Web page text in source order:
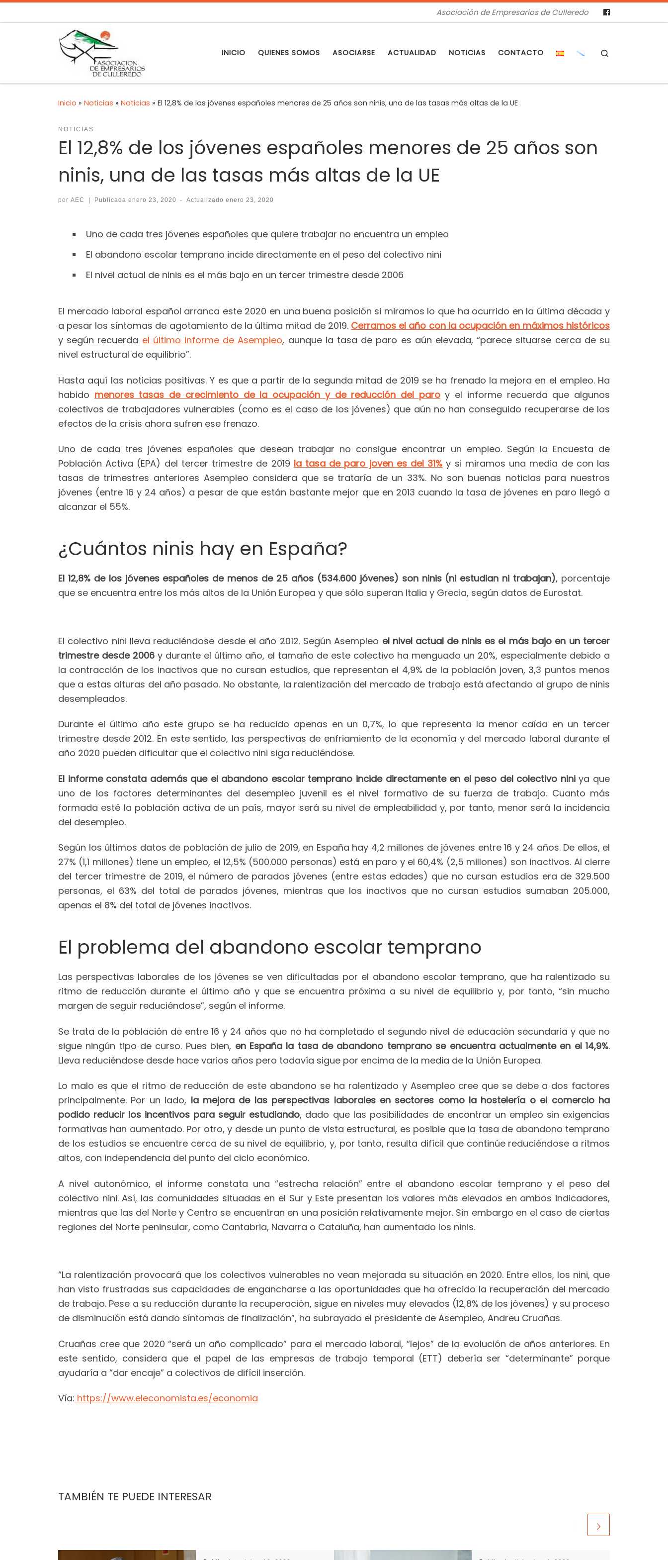
Asociación de Empresarios de Culleredo
INICIO QUIENES SOMOS ASOCIARSE ACTUALIDAD NOTICIAS CONTACTO
Inicio » Noticias » Noticias » El 12,8% de los jóvenes españoles menores de 25 años son ninis, una de las tasas más altas de la UE
NOTICIAS
El 12,8% de los jóvenes españoles menores de 25 años son
ninis, una de las tasas más altas de la UE
por AEC | Publicada enero 23, 2020 - Actualizadoenero 23, 2020
Uno de cada tres jóvenes españoles que quiere trabajar no encuentra un empleo
El abandono escolar temprano incide directamente en el peso del colectivo nini
El nivel actual de ninis es el más bajo en un tercer trimestre desde 2006
El mercado laboral español arranca este 2020 en una buena posición si miramos lo que ha ocurrido en la última década y
a pesar los síntomas de agotamiento de la última mitad de 2019. Cerramos el año con la ocupación en máximos históricos
y según recuerda el último informe de Asempleo, aunque la tasa de paro es aún elevada, “parece situarse cerca de su
nivel estructural de equilibrio”.
Hasta aquí las noticias positivas. Y es que a partir de la segunda mitad de 2019 se ha frenado la mejora en el empleo. Ha
habido menores tasas de crecimiento de la ocupación y de reducción del paroy el informe recuerda que algunos
colectivos de trabajadores vulnerables (como es el caso de los jóvenes) que aún no han conseguido recuperarse de los
efectos de la crisis ahora sufren ese frenazo.
Uno de cada tres jóvenes españoles que desean trabajar no consigue encontrar un empleo. Según la Encuesta de
Población Activa (EPA) del tercer trimestre de 2019 la tasa de paro joven es del 31% y si miramos una media de con las
tasas de trimestres anteriores Asempleo considera que se trataría de un 33%. No son buenas noticias para nuestros
jóvenes (entre 16 y 24 años) a pesar de que están bastante mejor que en 2013 cuando la tasa de jóvenes en paro llegó a
alcanzar el 55%.
¿Cuántos ninis hay en España?
El 12,8% de los jóvenes españoles de menos de 25 años (534.600 jóvenes) son ninis (ni estudian ni trabajan), porcentaje
que se encuentra entre los más altos de la Unión Europea y que sólo superan Italia y Grecia, según datos de Eurostat.
El colectivo nini lleva reduciéndose desde el año 2012. Según Asempleo el nivel actual de ninis es el más bajo en un tercer
trimestre desde 2006 y durante el último año, el tamaño de este colectivo ha menguado un 20%, especialmente debido a
la contracción de los inactivos que no cursan estudios, que representan el 4,9% de la población joven, 3,3 puntos menos
que a estas alturas del año pasado. No obstante, la ralentización del mercado de trabajo está afectando al grupo de ninis
desempleados.
Durante el último año este grupo se ha reducido apenas en un 0,7%, lo que representa la menor caída en un tercer
trimestre desde 2012. En este sentido, las perspectivas de enfriamiento de la economía y del mercado laboral durante el
año 2020 pueden dificultar que el colectivo nini siga reduciéndose.
El informe constata además que el abandono escolar temprano incide directamente en el peso del colectivo niniya que
uno de los factores determinantes del desempleo juvenil es el nivel formativo de su fuerza de trabajo. Cuanto más
formada esté la población activa de un país, mayor será su nivel de empleabilidad y, por tanto, menor será la incidencia
del desempleo.
Según los últimos datos de población de julio de 2019, en España hay 4,2 millones de jóvenes entre 16 y 24 años. De ellos, el
27% (1,1 millones) tiene un empleo, el 12,5% (500.000 personas) está en paro y el 60,4% (2,5 millones) son inactivos. Al cierre
del tercer trimestre de 2019, el número de parados jóvenes (entre estas edades) que no cursan estudios era de 329.500
personas, el 63% del total de parados jóvenes, mientras que los inactivos que no cursan estudios sumaban 205.000,
apenas el 8% del total de jóvenes inactivos.
El problema del abandono escolar temprano
Las perspectivas laborales de los jóvenes se ven dificultadas por el abandono escolar temprano, que ha ralentizado su
ritmo de reducción durante el último año y que se encuentra próxima a su nivel de equilibrio y, por tanto, “sin mucho
margen de seguir reduciéndose”, según el informe.
Se trata de la población de entre 16 y 24 años que no ha completado el segundo nivel de educación secundaria y que no
sigue ningún tipo de curso. Pues bien, en España la tasa de abandono temprano se encuentra actualmente en el 14,9%.
Lleva reduciéndose desde hace varios años pero todavía sigue por encima de la media de la Unión Europea.
Lo malo es que el ritmo de reducción de este abandono se ha ralentizado y Asempleo cree que se debe a dos factores
principalmente. Por un lado, la mejora de las perspectivas laborales en sectores como la hostelería o el comercio ha
podido reducir los incentivos para seguir estudiando, dado que las posibilidades de encontrar un empleo sin exigencias
formativas han aumentado. Por otro, y desde un punto de vista estructural, es posible que la tasa de abandono temprano
de los estudios se encuentre cerca de su nivel de equilibrio, y, por tanto, resulta difícil que continúe reduciéndose a ritmos
altos, con independencia del punto del ciclo económico.
A nivel autonómico, el informe constata una “estrecha relación” entre el abandono escolar temprano y el peso del
colectivo nini. Así, las comunidades situadas en el Sur y Este presentan los valores más elevados en ambos indicadores,
mientras que las del Norte y Centro se encuentran en una posición relativamente mejor. Sin embargo en el caso de ciertas
regiones del Norte peninsular, como Cantabria, Navarra o Cataluña, han aumentado los ninis.
“La ralentización provocará que los colectivos vulnerables no vean mejorada su situación en 2020. Entre ellos, los nini, que
han visto frustradas sus capacidades de engancharse a las oportunidades que ha ofrecido la recuperación del mercado
de trabajo. Pese a su reducción durante la recuperación, sigue en niveles muy elevados (12,8% de los jóvenes) y su proceso
de disminución está dando síntomas de finalización”, ha subrayado el presidente de Asempleo, Andreu Cruañas.
Cruañas cree que 2020 “será un año complicado” para el mercado laboral, “lejos” de la evolución de años anteriores. En
este sentido, considera que el papel de las empresas de trabajo temporal (ETT) debería ser “determinante” porque
ayudaría a “dar encaje” a colectivos de difícil inserción.
Vía: https://www.eleconomista.es/economia
TAMBIÉN TE PUEDE INTERESAR